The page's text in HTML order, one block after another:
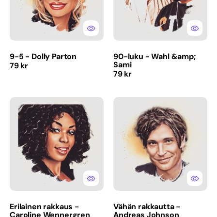
9-5 - Dolly Parton
Normaalihinta
79 kr
90-luku - Wahl &amp;
Sami
Normaalihinta
79 kr
Erilainen
rakkaus
Caroline
Wennergren
Erilainen rakkaus -
Caroline Wennergren
Vähän
rakkautta
Andreas
Johnson
Vähän rakkautta -
Andreas Johnson